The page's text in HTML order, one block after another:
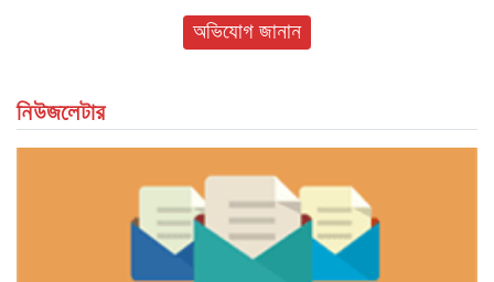
অভিযোগ জানান
নিউজলেটার